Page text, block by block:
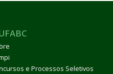
e Processos Seletivos